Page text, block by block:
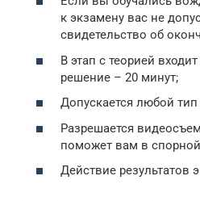
к экзамену вас не
свидетельство об
В этап с теорией
решение – 20 минут;
Допускается любой
Разрешается
поможет вам в
Действие результатов